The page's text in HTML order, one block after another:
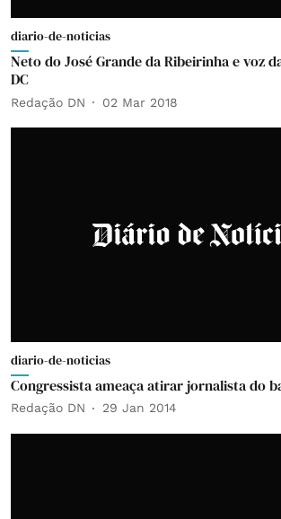
diario-de-noticias
Neto do José Grande da Ribeirinha e voz
DC
Redação DN 02 Mar 2018
diario-de-noticias
Congressista ameaça atirar jornalista do
Redação DN 29 Jan 2014